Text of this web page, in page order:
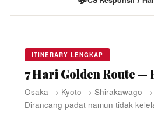
ITINERARY LENGKAP
7 Hari Golden Route
Osaka → Kyoto → Shirakawago →
Dirancang padat namun tidak